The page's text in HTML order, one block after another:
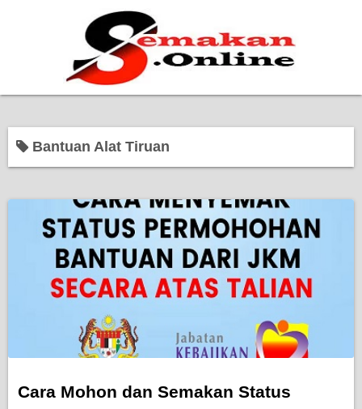
Bantuan Kerajaan
Pendidikan
Kerja Kosong Terkini
Bantuan Alat Tiruan
Cara Mohon dan Semakan Status